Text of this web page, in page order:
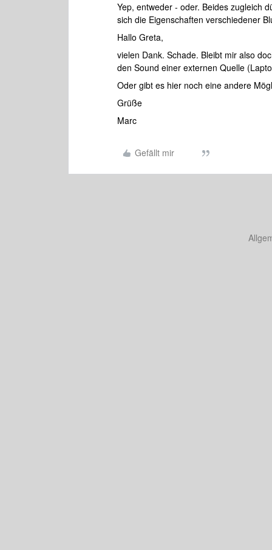
Yep, entweder - oder. Beides zugleich
sich die Eigenschaften verschiedener
Hallo Greta,
vielen Dank. Schade. Bleibt mir also
den Sound einer externen Quelle
Oder gibt es hier noch eine andere
Grüße
Marc
Gefällt mir